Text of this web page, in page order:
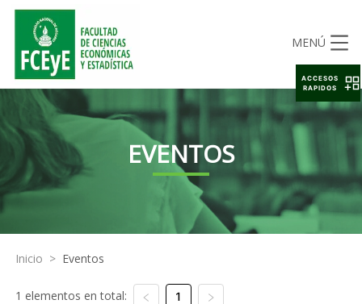
MENÚ
EVENTOS
Inicio > Eventos
1 elementos en total: 1
ACCESOS
RAPIDOS